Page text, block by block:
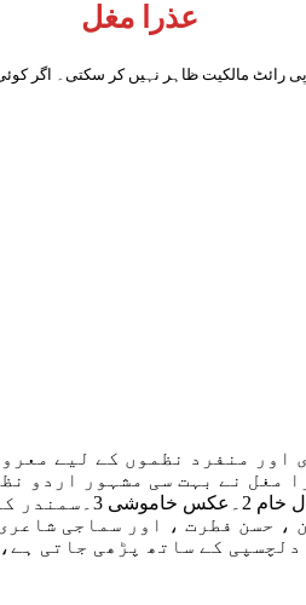
عذرا مغل
رائٹ مالکیت ظاہر نہیں کر سکتی۔ اگر
منفرد نظموں کے لیے
مغل نے بہت سی مشہور اردو
حسن فطرت ، اور سماجی
کے ساتھ پڑھی جاتی